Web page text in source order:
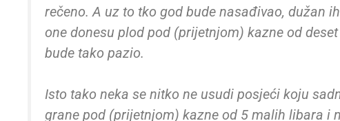
rečeno. A uz to tko god bude nasađivao, dužan
one donesu plod pod (prijetnjom) kazne od
bude tako pazio.
Isto tako neka se nitko ne usudi posjeći koju
grane pod (prijetnjom) kazne od 5 malih libara i